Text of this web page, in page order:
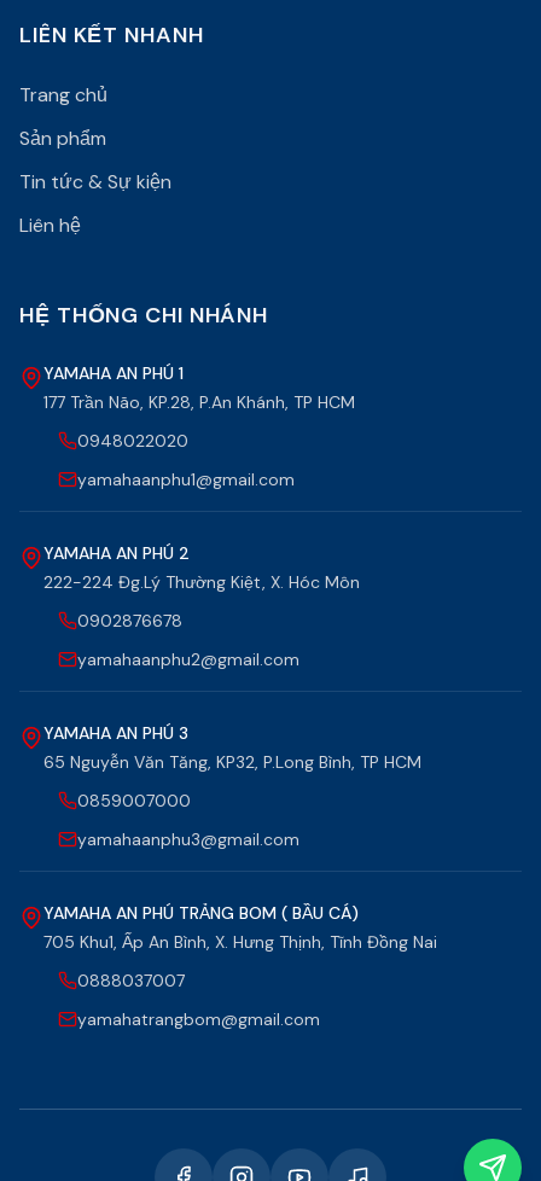
LIÊN KẾT NHANH
Trang chủ
Sản phẩm
Tin tức & Sự kiện
Liên hệ
HỆ THỐNG CHI NHÁNH
YAMAHA AN PHÚ 1
177 Trần Não, KP.28, P.An Khánh, TP HCM
0948022020
yamahaanphu1@gmail.com
YAMAHA AN PHÚ 2
222-224 Đg.Lý Thường Kiệt, X. Hóc Môn
0902876678
yamahaanphu2@gmail.com
YAMAHA AN PHÚ 3
65 Nguyễn Văn Tăng, KP32, P.Long Bình, TP HCM
0859007000
yamahaanphu3@gmail.com
YAMAHA AN PHÚ TRẢNG BOM ( BẦU CÁ)
705 Khu1, Ấp An Bình, X. Hưng Thịnh, Tĩnh Đồng Nai
0888037007
yamahatrangbom@gmail.com